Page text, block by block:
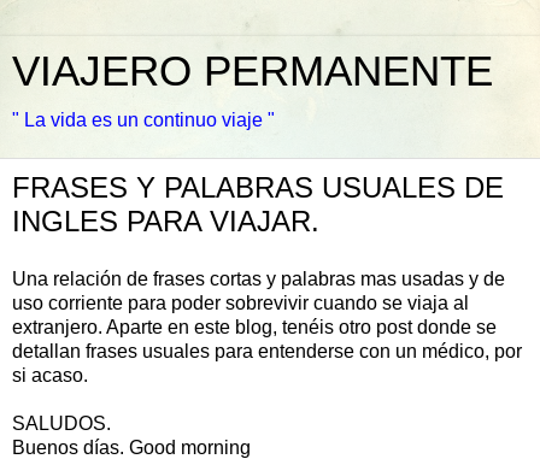
VIAJERO PERMANENTE
" La vida es un continuo viaje "
FRASES Y PALABRAS USUALES DE
INGLES PARA VIAJAR.
Una relación de frases cortas y palabras mas usadas y de
uso corriente para poder sobrevivir cuando se viaja al
extranjero. Aparte en este blog, tenéis otro post donde se
detallan frases usuales para entenderse con un médico, por
si acaso.
SALUDOS.
Buenos días. Good morning